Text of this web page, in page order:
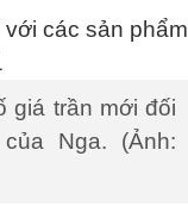
giá trần mới đối
Nga. (Ảnh: